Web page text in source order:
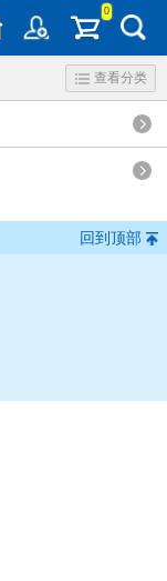
0
查看分类
回到顶部